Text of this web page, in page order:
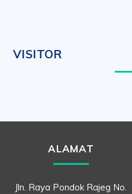
VISITOR
ALAMAT
Jln. Raya Pondok Rajeg No.